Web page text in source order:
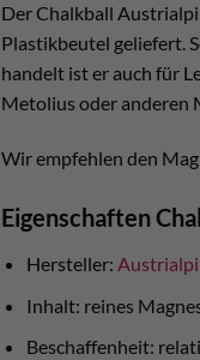
Der Chalkball
Plastikbeutel geliefert.
handelt ist er auch für
Metolius oder anderen
Wir empfehlen den
Eigenschaften
Hersteller:
Inhalt: reines
Beschaffenheit: